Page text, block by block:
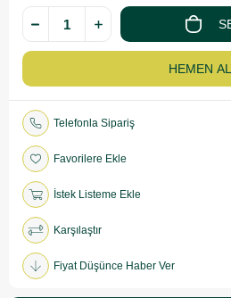
Telefonla Sipariş
Favorilere Ekle
İstek Listeme Ekle
Karşılaştır
Fiyat Düşünce Haber Ver